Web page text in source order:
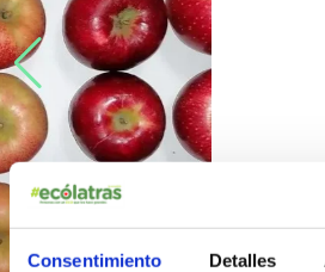
Consentimiento Detalles